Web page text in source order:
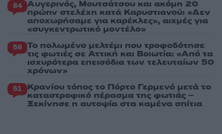
84 Αυγερινός, Μουτσάτσου και ακόμη 20
πρώην στελέχη κατά Καρυστιανού: «Δεν
αποχωρήσαμε για καρέκλες», αιχμές για
«συγκεντρωτικό μοντέλο»
59 Το πολωμένο μελτέμι που τροφοδότησε
τις φωτιές σε Αττική και Βοιωτία: «Από τα
ισχυρότερα επεισόδια των τελευταίων 50
χρόνων»
51 Κρανίου τόπος το Πόρτο Γερμενό μετά το
καταστροφικό πέρασμα της φωτιάς –
Ξεκίνησε η αυτοψία στα καμένα σπίτια